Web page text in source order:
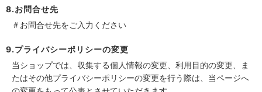
8.お問合せ先
＃お問合せ先をご入力ください
9.プライバシーポリシーの変更
当ショップでは、収集する個人情報の変更、利用目的の変更、ま
たはその他プライバシーポリシーの変更を行う際は、当ページへ